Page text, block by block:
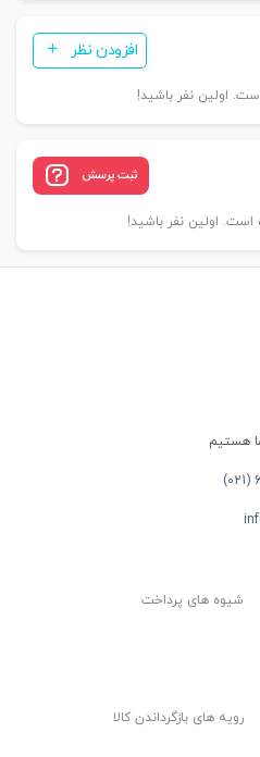
افزودن نظر
اولین نفر باشید!
ثبت پرسش
اولین نفر باشید!
شیوه های پرداخت
رویه های بازگرداندن کالا